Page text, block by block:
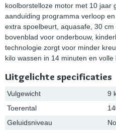
koolborstelloze motor met 10 jaar
aanduiding programma verloop
extra spoelbeurt, aquasafe, 30
bovenblad voor onderbouw,
technologie zorgt voor minder
kilo wassen in 14 minuten en
Uitgelichte specificaties
Vulgewicht
9
Toerental
Geluidsniveau